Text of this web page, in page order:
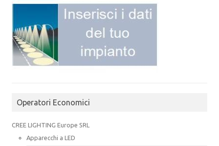
Operatori Economici
CREE LIGHTING Europe SRL
Apparecchi a LED